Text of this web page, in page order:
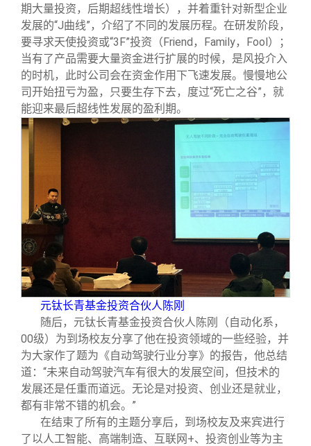
期大量投资，后期超线性增长），并着重针对新型企业
发展的“J曲线”，介绍了不同的发展历程。在研发阶段，
要寻求天使投资或“3F”投资（Friend，Family，Fool）；
当有了产品需要大量资金进行扩展的时候，是风投介入
的时机，此时公司会在资金作用下飞速发展。慢慢地公
司开始扭亏为盈，只要生存下去，度过“死亡之谷”，就
能迎来最后超线性发展的盈利期。
元钛长青基金投资合伙人陈刚
随后，元钛长青基金投资合伙人陈刚（自动化系，
00级）为到场校友分享了他在投资领域的一些经验，并
为大家作了题为《自动驾驶行业分享》的报告，他总结
道：“未来自动驾驶汽车有很大的发展空间，但技术的
发展还是任重而道远。无论是对投资、创业还是就业，
都有非常不错的机会。”
在结束了所有的主题分享后，到场校友及来宾进行
了以人工智能、高端制造、互联网+、投资创业等为主